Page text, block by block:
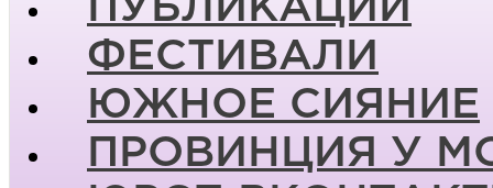
ПУБЛИКАЦИИ
ФЕСТИВАЛИ
ЮЖНОЕ СИЯНИЕ
ПРОВИНЦИЯ У